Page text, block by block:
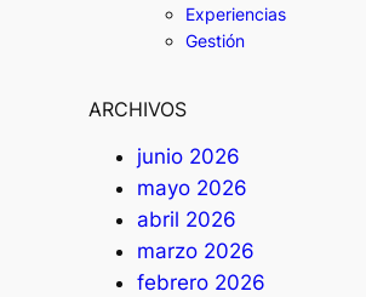
Experiencias
Gestión
ARCHIVOS
junio 2026
mayo 2026
abril 2026
marzo 2026
febrero 2026